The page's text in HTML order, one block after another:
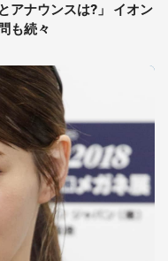
アナウンスは?」 イオン
も続々